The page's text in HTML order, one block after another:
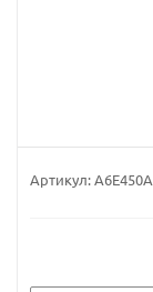
Артикул: